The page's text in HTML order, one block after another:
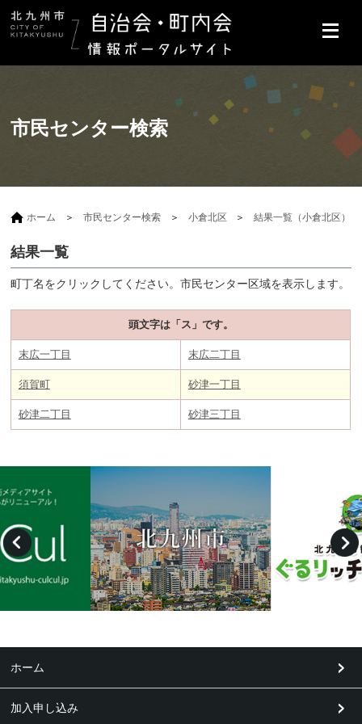
市民センター検索
ホーム 市民センター検索 小倉北区 結果一覧（小倉北区）
結果一覧
町丁名をクリックしてください。市民センター区域を表示します。
頭文字は「ス」です。
末広一丁目 末広二丁目
須賀町 砂津一丁目
砂津二丁目 砂津三丁目
ホーム
加入申し込み